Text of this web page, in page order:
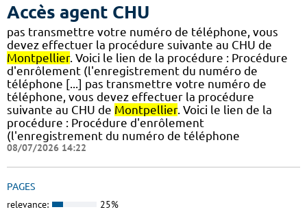
Accès agent CHU
pas transmettre votre numéro de téléphone, vous
devez effectuer la procédure suivante au CHU de
Montpellier. Voici le lien de la procédure : Procédure
d'enrôlement (l'enregistrement du numéro de
téléphone [...] pas transmettre votre numéro de
téléphone, vous devez effectuer la procédure
suivante au CHU de Montpellier. Voici le lien de la
procédure : Procédure d'enrôlement
(l'enregistrement du numéro de téléphone
08/07/2026 14:22
PAGES
relevance: 25%